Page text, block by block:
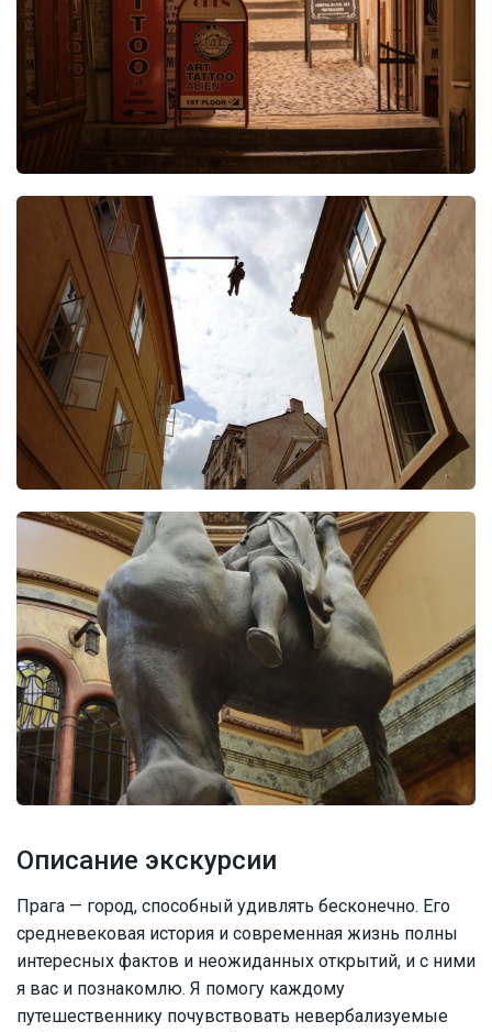
Описание экскурсии
Прага — город, способный удивлять бесконечно. Его
средневековая история и современная жизнь полны
интересных фактов и неожиданных открытий, и с ними
я вас и познакомлю. Я помогу каждому
путешественнику почувствовать невербализуемые